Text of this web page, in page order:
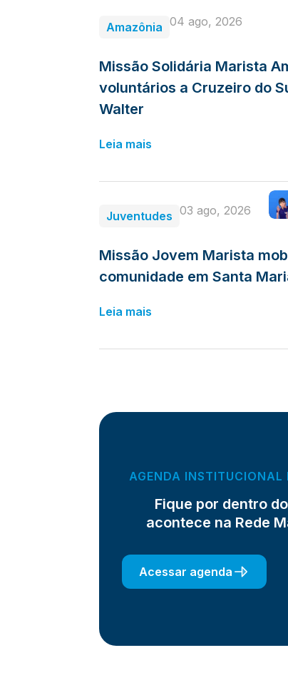
Amazônia 04 ago, 2026
Missão Solidária Marista
voluntários a Cruzeiro do
Walter
Leia mais
Juventudes 03 ago, 2026
Missão Jovem Marista
comunidade em Santa
Leia mais
AGENDA INSTITUCIONAL
Fique por dentro
acontece na Rede
Acessar agenda